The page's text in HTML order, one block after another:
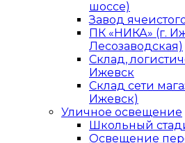
шоссе)
Завод
ПК «НИКА» (г.
Лесозаводская)
Склад,
Ижевск
Склад сети
Ижевск)
Уличное освещение
Школьный
Освещение